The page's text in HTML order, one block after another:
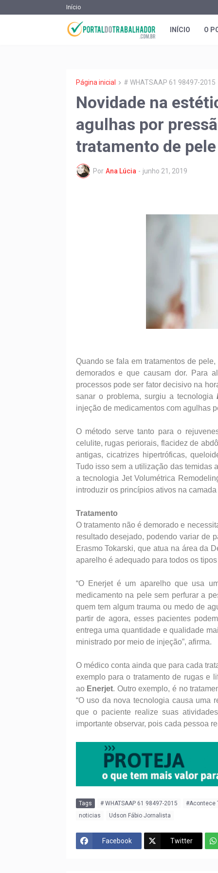
Início
INÍCIO O
Página inicial # WHATSAAP 61 98497-2015
Novidade na
agulhas por
tratamento de pele
Por Ana Lúcia - junho 21, 2019
Quando se fala em tratamentos de
demorados e que causam dor. Para
processos pode ser fator decisivo na
sanar o problema, surgiu a tecnologia
injeção de medicamentos com agulhas
O método serve tanto para o
celulite, rugas periorais, flacidez de
antigas, cicatrizes hipertróficas,
Tudo isso sem a utilização das temidas
a tecnologia Jet Volumétrica
introduzir os princípios ativos na
Tratamento
O tratamento não é demorado e
resultado desejado, podendo variar de
Erasmo Tokarski, que atua na área da
aparelho é adequado para todos os
“O Enerjet é um aparelho que usa
medicamento na pele sem perfurar a
quem tem algum trauma ou medo de
partir de agora, esses pacientes
entrega uma quantidade e qualidade
ministrado por meio de injeção”, afirma.
O médico conta ainda que para cada
exemplo para o tratamento de rugas e
ao Enerjet. Outro exemplo, é no
“O uso da nova tecnologia causa uma
que o paciente realize suas
importante observar, pois cada pessoa
Tags # WHATSAAP 61 98497-2015
#Acontece
noticias
Udson Fábio Jornalista
Facebook Twitter